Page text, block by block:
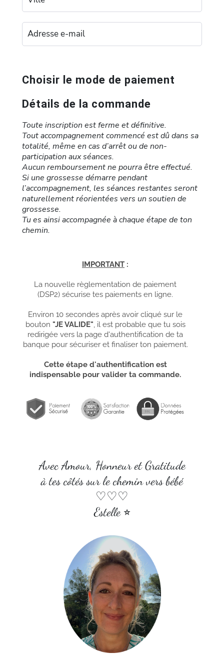
Choisir le mode de paiement
Détails de la commande
Toute inscription est ferme et définitive.
Tout accompagnement commencé est dû dans sa
totalité, même en cas d’arrêt ou de non-
participation aux séances.
Aucun remboursement ne pourra être effectué.
Si une grossesse démarre pendant
l’accompagnement, les séances restantes seront
naturellement réorientées vers un soutien de
grossesse.
Tu es ainsi accompagnée à chaque étape de ton
chemin.
IMPORTANT :
La nouvelle règlementation de paiement
(DSP2) sécurise tes paiements en ligne.
Environ 10 secondes après avoir cliqué sur le
bouton "JE VALIDE", il est probable que tu sois
redirigée vers la page d'authentification de ta
banque pour sécuriser et finaliser ton paiement.
Cette étape d'authentification est
indispensable pour valider ta commande.
Avec Amour, Honneur et Gratitude
à tes côtés sur le chemin vers bébé
♡♡♡
Estelle ⭐︎